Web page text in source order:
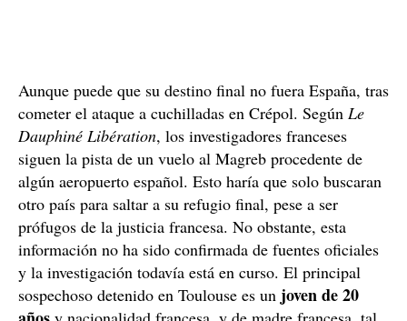
Aunque puede que su destino final no fuera España, tras
cometer el ataque a cuchilladas en Crépol. Según Le
Dauphiné Libération, los investigadores franceses
siguen la pista de un vuelo al Magreb procedente de
algún aeropuerto español. Esto haría que solo buscaran
otro país para saltar a su refugio final, pese a ser
prófugos de la justicia francesa. No obstante, esta
información no ha sido confirmada de fuentes oficiales
y la investigación todavía está en curso. El principal
sospechoso detenido en Toulouse es un joven de 20